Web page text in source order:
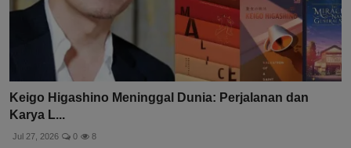
Keigo Higashino Meninggal Dunia: Perjalanan dan
Karya L...
Jul 27, 2026 0 8